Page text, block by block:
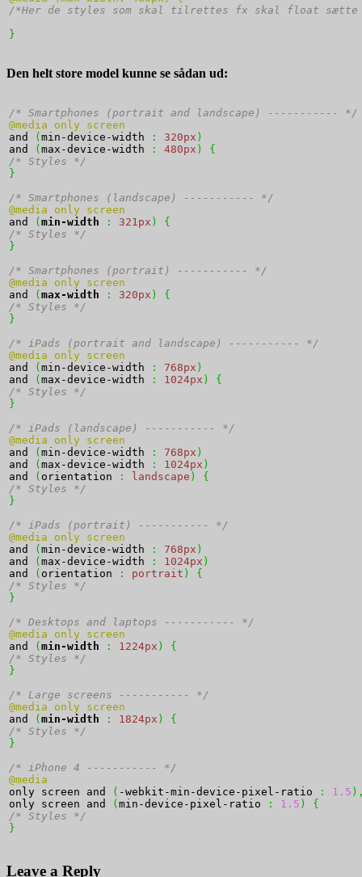
/*Her de styles som skal tilrettes fx skal float sætte
}
Den helt store model kunne se sådan ud:
/* Smartphones (portrait and landscape) ----------- */
@media only screen
and
( min-device-width : 320px )
and
( max-device-width : 480px )
{
/* Styles */
}
/* Smartphones (landscape) ----------- */
@media only screen
and
( min-width : 321px )
{
/* Styles */
}
/* Smartphones (portrait) ----------- */
@media only screen
and
( max-width : 320px )
{
/* Styles */
}
/* iPads (portrait and landscape) ----------- */
@media only screen
and
( min-device-width : 768px )
and
( max-device-width : 1024px )
{
/* Styles */
}
/* iPads (landscape) ----------- */
@media only screen
and
( min-device-width : 768px )
and
( max-device-width : 1024px )
and
( orientation : landscape )
{
/* Styles */
}
/* iPads (portrait) ----------- */
@media only screen
and
( min-device-width : 768px )
and
( max-device-width : 1024px )
and
( orientation : portrait )
{
/* Styles */
}
/* Desktops and laptops ----------- */
@media only screen
and
( min-width : 1224px )
{
/* Styles */
}
/* Large screens ----------- */
@media only screen
and
( min-width : 1824px )
{
/* Styles */
}
/* iPhone 4 ----------- */
@media
only screen and
( -webkit-min-device-pixel-ratio : 1.5 )
only screen and
( min-device-pixel-ratio : 1.5 )
{
/* Styles */
}
Leave a Reply